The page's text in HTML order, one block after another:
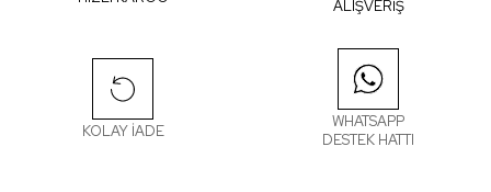
ALIŞVERİŞ
KOLAY İADE
WHATSAPP
DESTEK HATTI